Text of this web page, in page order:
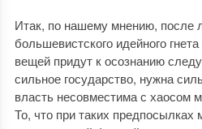
Итак, по нашему мнению, после
большевистского идейного
вещей придут к осознанию
сильное государство, нужна
власть несовместима с хаосом
То, что при таких предпосылках